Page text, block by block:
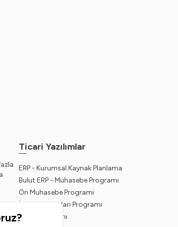
Ticari Yazılımlar
ERP - Kurumsal Kaynak Planlama
Bulut ERP - Muhasebe Programı
Ön Muhasebe Programı
İnsan Kaynakları Programı
Bordro Yazılımı